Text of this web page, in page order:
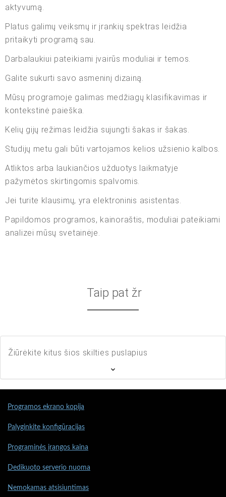
aktyvumą.
Platus galimų veiksmų ir įrankių spektras leidžia
pritaikyti programą sau.
Darbalaukiui pateikiami įvairūs moduliai ir temos.
Galite sukurti savo asmeninį dizainą.
Mūsų programoje galimas medžiagų klasifikavimas ir
kontekstinė paieška.
Kelių gijų režimas leidžia sujungti šakas ir šakas.
Studijų metu gali būti vartojamos kelios užsienio kalbos.
Atliktos arba laukiančios užduotys laikmatyje
pažymėtos skirtingomis spalvomis.
Jei turite klausimų, yra elektroninis asistentas.
Papildomos programos, kainoraštis, moduliai pateikiami
analizei mūsų svetainėje.
Taip pat žr
Žiūrėkite kitus šios skilties puslapius
Programos ekrano kopija
Palyginkite konfigūracijas
Programinės įrangos kaina
Dedikuoto serverio nuoma
Nemokamas atsisiuntimas